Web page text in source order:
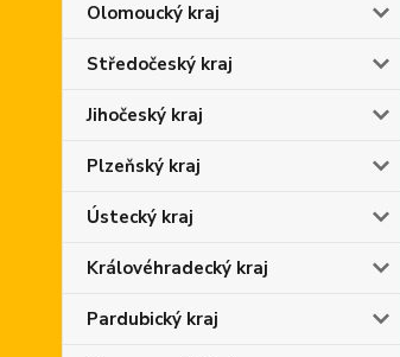
Olomoucký kraj
Středočeský kraj
Jihočeský kraj
Plzeňský kraj
Ústecký kraj
Královéhradecký kraj
Pardubický kraj